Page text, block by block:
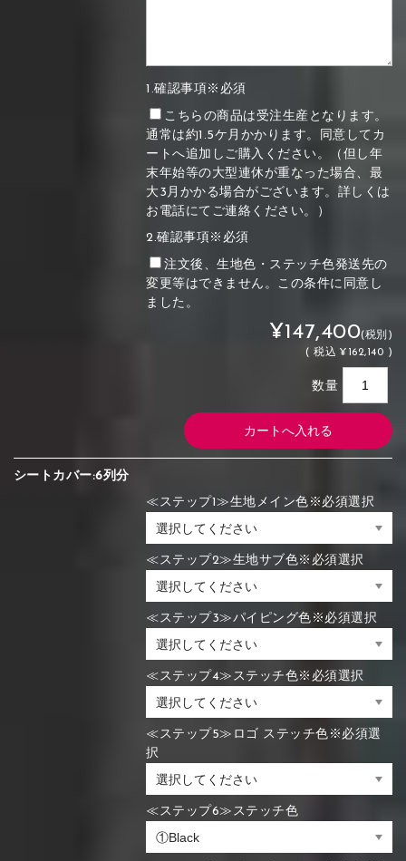
1.確認事項※必須
こちらの商品は受注生産となります。
通常は約1.5ケ月かかります。同意してカ
ートへ追加しご購入ください。（但し年
末年始等の大型連休が重なった場合、最
大3月かかる場合がございます。詳しくは
お電話にてご連絡ください。）
2.確認事項※必須
注文後、生地色・ステッチ色発送先の
変更等はできません。この条件に同意し
ました。
¥147,400(税別)
(税込 ¥162,140 )
数量
シートカバー:6列分
≪ステップ1≫生地メイン色※必須選択
≪ステップ2≫生地サブ色※必須選択
≪ステップ3≫パイピング色※必須選択
≪ステップ4≫ステッチ色※必須選択
≪ステップ5≫ロゴ ステッチ色※必須選
択
≪ステップ6≫ステッチ色